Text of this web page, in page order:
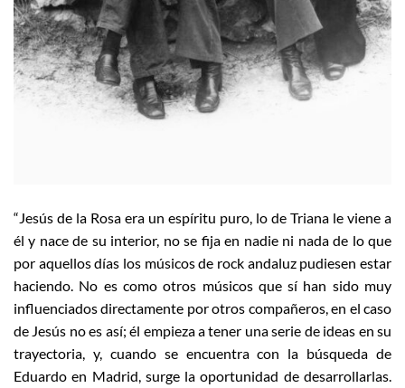
“Jesús de la Rosa era un espíritu puro, lo de Triana le viene a
él y nace de su interior, no se fija en nadie ni nada de lo que
por aquellos días los músicos de rock andaluz pudiesen estar
haciendo. No es como otros músicos que sí han sido muy
influenciados directamente por otros compañeros, en el caso
de Jesús no es así; él empieza a tener una serie de ideas en su
trayectoria, y, cuando se encuentra con la búsqueda de
Eduardo en Madrid, surge la oportunidad de desarrollarlas.